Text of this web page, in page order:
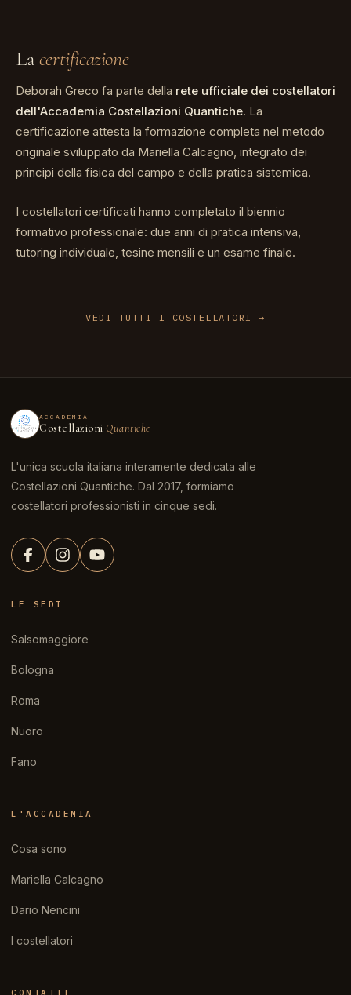
Lacertificazione
Deborah Greco fa parte della rete ufficiale dei costellatori
dell'Accademia Costellazioni Quantiche. La
certificazione attesta la formazione completa nel metodo
originale sviluppato da Mariella Calcagno, integrato dei
principi della fisica del campo e della pratica sistemica.
I costellatori certificati hanno completato il biennio
formativo professionale: due anni di pratica intensiva,
tutoring individuale, tesine mensili e un esame finale.
VEDI TUTTI I COSTELLATORI
ACCADEMIA
Costellazioni Quantiche
L'unica scuola italiana interamente dedicata alle
Costellazioni Quantiche. Dal 2017, formiamo
costellatori professionisti in cinque sedi.
LE SEDI
Salsomaggiore
Bologna
Roma
Nuoro
Fano
L'ACCADEMIA
Cosa sono
Mariella Calcagno
Dario Nencini
I costellatori
CONTATTI